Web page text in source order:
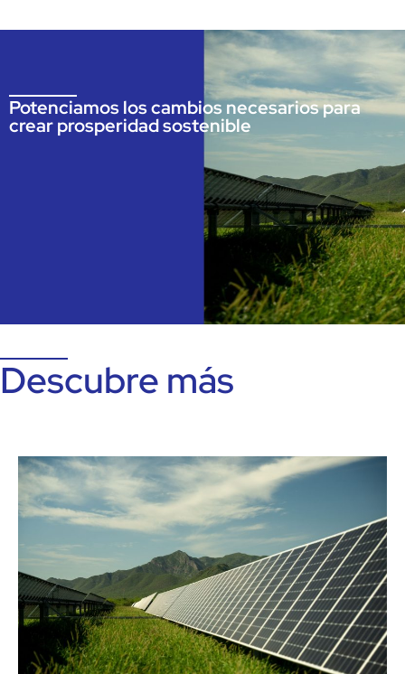
Potenciamos los cambios necesarios para
crear prosperidad sostenible
Descubre más